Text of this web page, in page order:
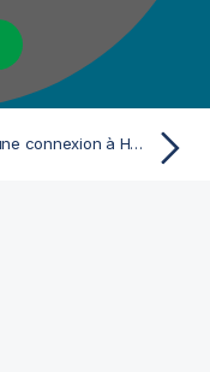
Créer une connexion à HDFS